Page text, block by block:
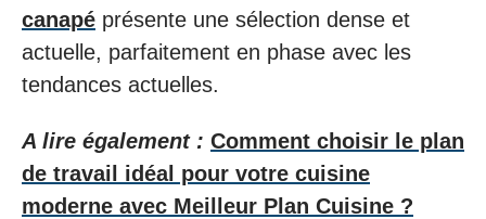
canapé présente une sélection dense et
actuelle, parfaitement en phase avec les
tendances actuelles.
A lire également : Comment choisir le plan
de travail idéal pour votre cuisine
moderne avec Meilleur Plan Cuisine ?